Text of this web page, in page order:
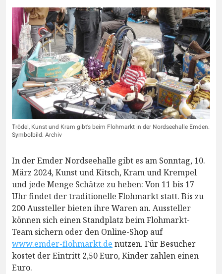
Trödel, Kunst und Kram gibt’s beim Flohmarkt in der Nordseehalle Emden.
Symbolbild: Archiv
In der Emder Nordseehalle gibt es am Sonntag, 10.
März 2024, Kunst und Kitsch, Kram und Krempel
und jede Menge Schätze zu heben: Von 11 bis 17
Uhr findet der traditionelle Flohmarkt statt. Bis zu
200 Aussteller bieten ihre Waren an. Aussteller
können sich einen Standplatz beim Flohmarkt-
Team sichern oder den Online-Shop auf
www.emder-flohmarkt.de nutzen. Für Besucher
kostet der Eintritt 2,50 Euro, Kinder zahlen einen
Euro.